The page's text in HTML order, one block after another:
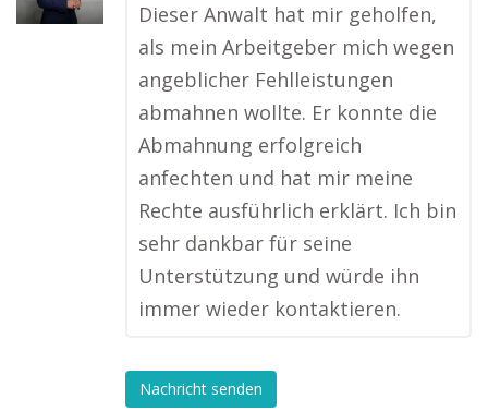
Dieser Anwalt hat mir geholfen,
als mein Arbeitgeber mich wegen
angeblicher Fehlleistungen
abmahnen wollte. Er konnte die
Abmahnung erfolgreich
anfechten und hat mir meine
Rechte ausführlich erklärt. Ich bin
sehr dankbar für seine
Unterstützung und würde ihn
immer wieder kontaktieren.
Nachricht senden